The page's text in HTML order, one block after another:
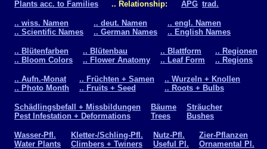
Plants acc. to Families
.. Relationship:
APG trad.
.. wiss. Namen
.. Scientific Names
.. deut. Namen
.. German Names
.. engl. Namen
.. English Names
.. Blütenfarben
.. Bloom Colors
.. Blütenbau
.. Flower Anatomy
.. Blattform
.. Leaf Form
.. Regionen
.. Regions
.. Aufn.-Monat
.. Photo Month
.. Früchten + Samen
.. Fruits + Seed
.. Wurzeln + Knollen
.. Roots + Bulbs
Schädlingsbefall + Missbildungen
Pest Infestation + Deformations
Bäume
Trees
Sträucher
Bushes
Wasser-Pfl.
Water Plants
Kletter-/Schling-Pfl.
Climbers + Twiners
Nutz-Pfl.
Useful Pl.
Zier-Pflanzen
Ornamental Pl.